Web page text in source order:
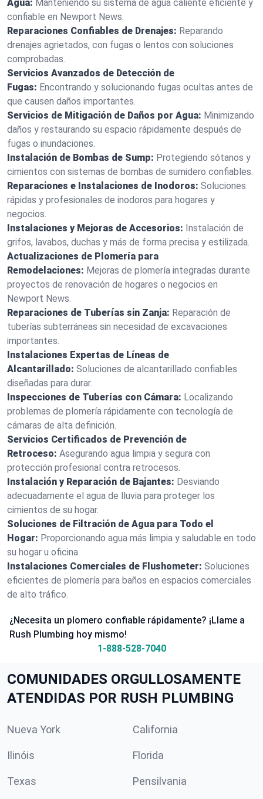
Agua: Manteniendo su sistema de agua caliente eficiente y
confiable en Newport News.
Reparaciones Confiables de Drenajes: Reparando
drenajes agrietados, con fugas o lentos con soluciones
comprobadas.
Servicios Avanzados de Detección de
Fugas: Encontrando y solucionando fugas ocultas antes de
que causen daños importantes.
Servicios de Mitigación de Daños por Agua: Minimizando
daños y restaurando su espacio rápidamente después de
fugas o inundaciones.
Instalación de Bombas de Sump: Protegiendo sótanos y
cimientos con sistemas de bombas de sumidero confiables.
Reparaciones e Instalaciones de Inodoros: Soluciones
rápidas y profesionales de inodoros para hogares y
negocios.
Instalaciones y Mejoras de Accesorios: Instalación de
grifos, lavabos, duchas y más de forma precisa y estilizada.
Actualizaciones de Plomería para
Remodelaciones: Mejoras de plomería integradas durante
proyectos de renovación de hogares o negocios en
Newport News.
Reparaciones de Tuberías sin Zanja: Reparación de
tuberías subterráneas sin necesidad de excavaciones
importantes.
Instalaciones Expertas de Líneas de
Alcantarillado: Soluciones de alcantarillado confiables
diseñadas para durar.
Inspecciones de Tuberías con Cámara: Localizando
problemas de plomería rápidamente con tecnología de
cámaras de alta definición.
Servicios Certificados de Prevención de
Retroceso: Asegurando agua limpia y segura con
protección profesional contra retrocesos.
Instalación y Reparación de Bajantes: Desviando
adecuadamente el agua de lluvia para proteger los
cimientos de su hogar.
Soluciones de Filtración de Agua para Todo el
Hogar: Proporcionando agua más limpia y saludable en todo
su hogar u oficina.
Instalaciones Comerciales de Flushometer: Soluciones
eficientes de plomería para baños en espacios comerciales
de alto tráfico.
¿Necesita un plomero confiable rápidamente? ¡Llame a
Rush Plumbing hoy mismo!
1-888-528-7040
COMUNIDADES ORGULLOSAMENTE
ATENDIDAS POR RUSH PLUMBING
Nueva York California
Ilinóis Florida
Texas Pensilvania